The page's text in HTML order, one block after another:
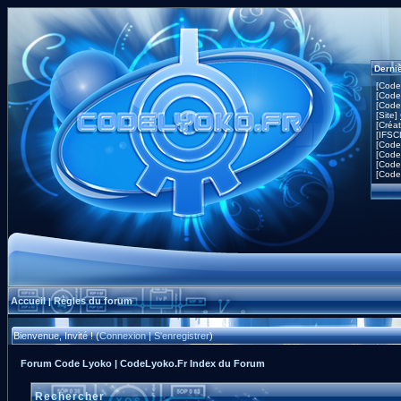
[Site]
Accueil|Règles du forum
Bienvenue, Invité ! (Connexion|S'enregistrer)
Forum Code Lyoko | CodeLyoko.Fr Index du Forum
Rechercher